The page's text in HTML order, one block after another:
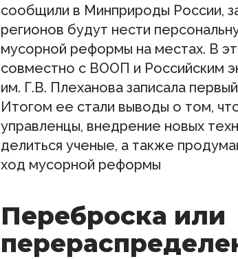
сообщили в Минприроды России,
регионов будут нести
мусорной реформы на местах. В
совместно с ВООП и Российским
им. Г.В. Плеханова записала
Итогом ее стали выводы о том,
управленцы, внедрение новых
делиться ученые, а также
ход мусорной реформы
Переброска или